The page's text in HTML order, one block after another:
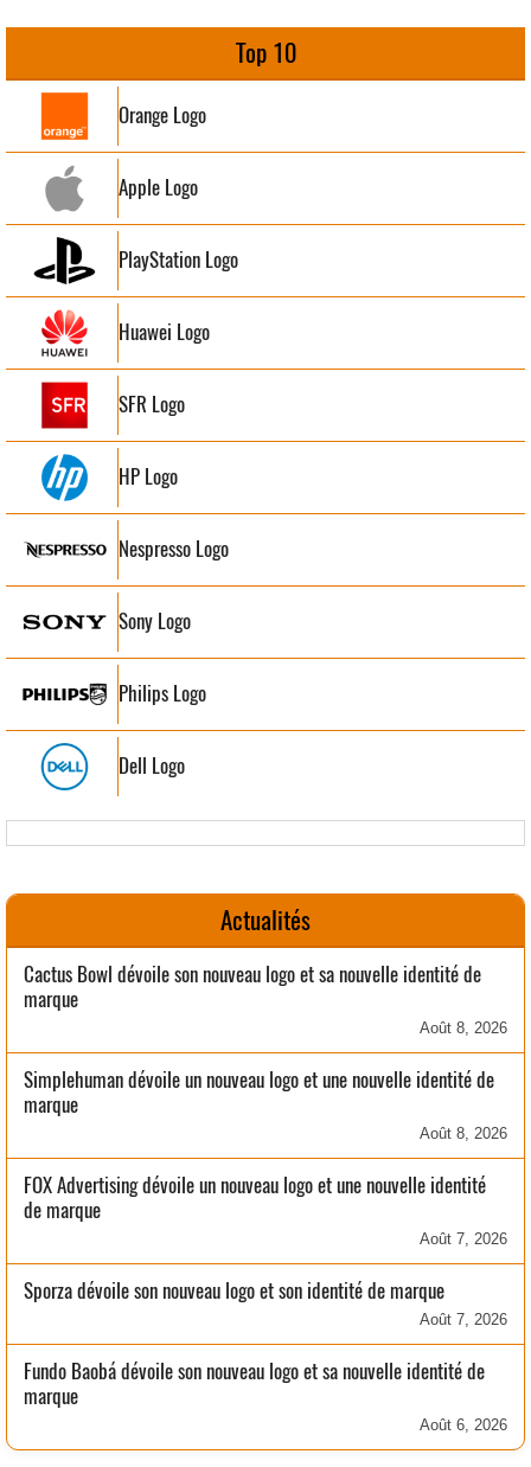
Top 10
Orange Logo
Apple Logo
PlayStation Logo
Huawei Logo
SFR Logo
HP Logo
Nespresso Logo
Sony Logo
Philips Logo
Dell Logo
Actualités
Cactus Bowl dévoile son nouveau logo et sa nouvelle identité de
marque
Août 8, 2026
Simplehuman dévoile un nouveau logo et une nouvelle identité de
marque
Août 8, 2026
FOX Advertising dévoile un nouveau logo et une nouvelle identité
de marque
Août 7, 2026
Sporza dévoile son nouveau logo et son identité de marque
Août 7, 2026
Fundo Baobá dévoile son nouveau logo et sa nouvelle identité de
marque
Août 6, 2026